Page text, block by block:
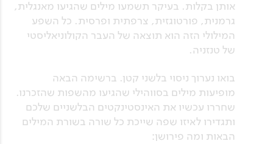
אותן בקלות. בעיקר תשמעו מילים שהגיעו מאנגלית,
גרמנית, פורטוגזית, צרפתית ופרסית. כל השפע
המילולי הזה הוא תוצאה של העבר הקולוניאליסטי
של טנזניה.
בואו נערוך ניסוי בלשני קטן. ברשימה הבאה
מופיעות מילים בסווהילי שהגיעו מהשפות שהזכרנו.
שחררו עכשיו את האינסטינקטים הבלשניים שלכם
ותגדירו לאיזו שפה שייכת כל שורה בשורת המילים
הבאות ומה פירושן: